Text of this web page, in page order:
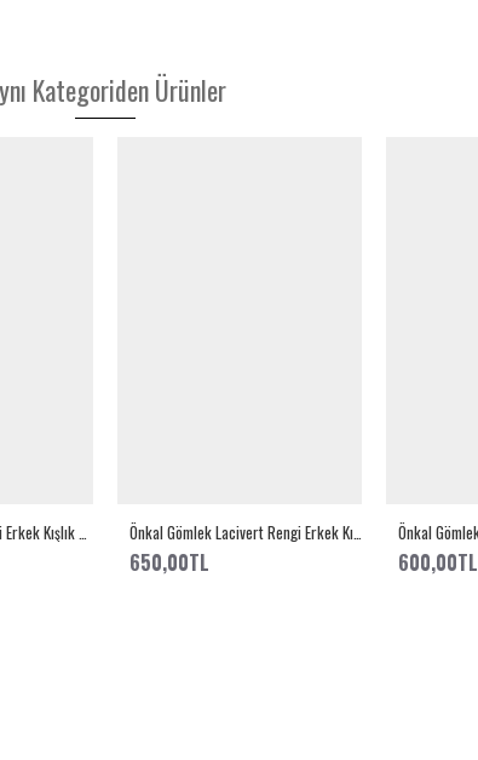
Kategoriden Ürünler
Önkal Gömlek Gri Rengi Erkek Kışlık Pamuklu Uzun Kollu Geniş Kesim Gömlek ONK004 Önkal Gömlek Lacivert Rengi Erkek Kışlık Pamuklu Uzun Kollu Geniş Kesim Gömlek ONK012
650,00TL 600,00TL